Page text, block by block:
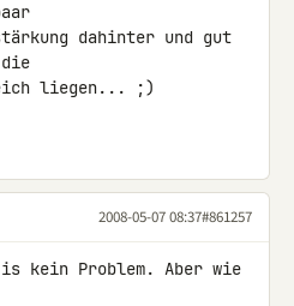
dahinter und gut
liegen... ;)
2008-05-07 08:37#861257
kein Problem. Aber wie